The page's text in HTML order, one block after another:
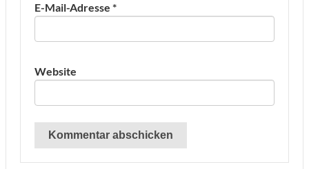
E-Mail-Adresse *
Website